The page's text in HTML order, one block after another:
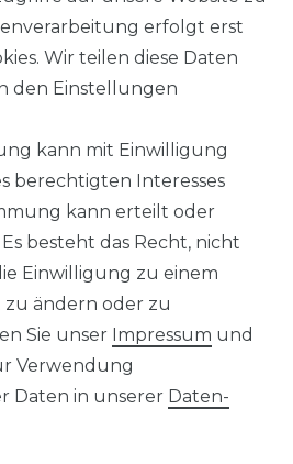
und möchten Sich mit uns
setzen?
0421 - 7942081
finden Sie hier:
popshotsstudios.de/
mit
Zahlungsarten
erfolgt erst
Wir teilen diese Daten
den Einstellungen
kann mit Einwilligung
berechtigten Interesses
kann erteilt oder
besteht das Recht, nicht
Einwilligung zu einem
ändern oder zu
Sie unser Impressum und
Verwendung
Daten in unserer Daten­